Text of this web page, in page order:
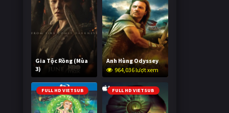
Gia Tộc Rồng (Mùa
3)
2,029,812 lượt xem
Anh Hùng Odyssey
964,036 lượt xem
FULL HD VIETSUB FULL HD VIETSUB